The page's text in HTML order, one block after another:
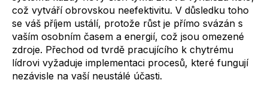
což vytváří obrovskou neefektivitu. V důsledku toho
se váš příjem ustálí, protože růst je přímo svázán s
vaším osobním časem a energií, což jsou omezené
zdroje. Přechod od tvrdě pracujícího k chytrému
lídrovi vyžaduje implementaci procesů, které fungují
nezávisle na vaší neustálé účasti.